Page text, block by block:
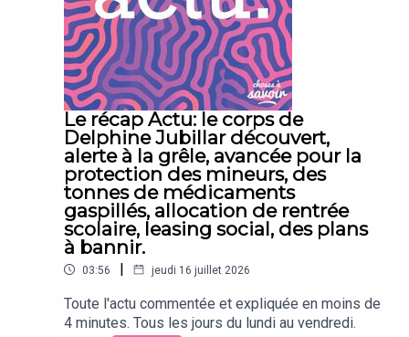
Le récap Actu: le corps de
Delphine Jubillar découvert,
alerte à la grêle, avancée pour la
protection des mineurs, des
tonnes de médicaments
gaspillés, allocation de rentrée
scolaire, leasing social, des plans
à bannir.
03:56 | jeudi 16 juillet 2026
Toute l'actu commentée et expliquée en moins de
4 minutes. Tous les jours du lundi au vendredi.